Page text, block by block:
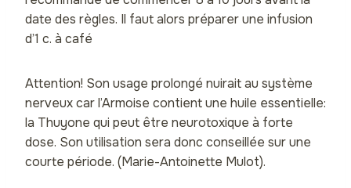
date des règles. Il faut alors préparer une infusion
d’1 c. à café
Attention! Son usage prolongé nuirait au système
nerveux car l’Armoise contient une huile essentielle:
la Thuyone qui peut être neurotoxique à forte
dose. Son utilisation sera donc conseillée sur une
courte période. (Marie-Antoinette Mulot).